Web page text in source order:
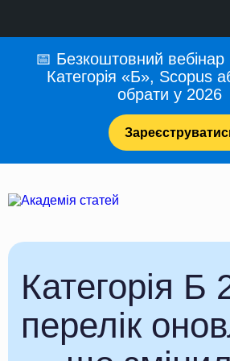
📅 Безкоштовний
Категорія «Б», Scopus
обрати у 2026
Категорія Б
перелік